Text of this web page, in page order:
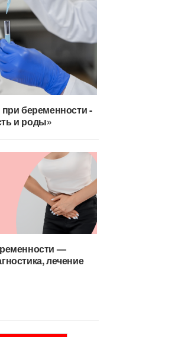
Беременность и роды Белок в моче при
беременности -
и роды»
—
лечение